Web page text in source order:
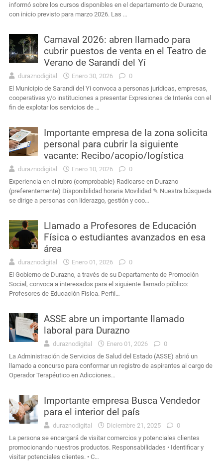
informó sobre los cursos disponibles en el departamento de Durazno,
con inicio previsto para marzo 2026. Las …
Carnaval 2026: abren llamado para
cubrir puestos de venta en el Teatro de
Verano de Sarandí del Yí
duraznodigital Enero 30, 2026
0
El Municipio de Sarandí del Yi convoca a personas jurídicas, empresas,
cooperativas y/o instituciones a presentar Expresiones de Interés con el
fin de explotar los servicios de …
Importante empresa de la zona solicita
personal para cubrir la siguiente
vacante: Recibo/acopio/logística
duraznodigital Enero 10, 2026
0
Experiencia en el rubro (comprobable) Radicarse en Durazno
(preferentemente) Disponibilidad horaria Movilidad ✎ Nuestra búsqueda
se dirige a personas con liderazgo, gestión y coo…
Llamado a Profesores de Educación
Física o estudiantes avanzados en esa
área
duraznodigital Enero 01, 2026
0
El Gobierno de Durazno, a través de su Departamento de Promoción
Social, convoca a interesados para el siguiente llamado público:
Profesores de Educación Física. Perfil…
ASSE abre un importante llamado
laboral para Durazno
duraznodigital Enero 01, 2026
0
La Administración de Servicios de Salud del Estado (ASSE) abrió un
llamado a concurso para conformar un registro de aspirantes al cargo de
Operador Terapéutico en Adicciones…
Importante empresa Busca Vendedor
para el interior del país
duraznodigital Diciembre 21, 2025
0
La persona se encargará de visitar comercios y potenciales clientes
promocionando nuestros productos. Responsabilidades • Identificar y
visitar potenciales clientes. • C…